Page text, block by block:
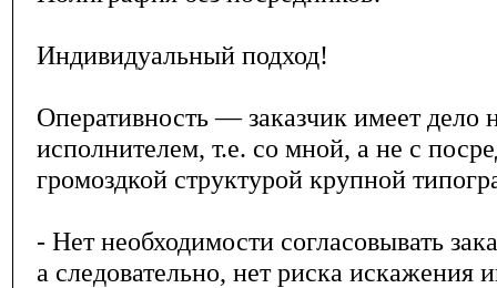
Индивидуальный подход!
Оперативность — заказчик имеет дело
исполнителем, т.е. со мной, а не с
громоздкой структурой крупной
- Нет необходимости согласовывать
а следовательно, нет риска искажения